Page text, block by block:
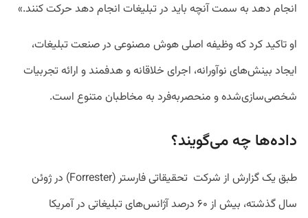
انجام دهد به سمت آنچه باید در تبلیغات انجام دهد حرکت کنند.»
او تاکید کرد که وظیفه اصلی هوش مصنوعی در صنعت تبلیغات،
ایجاد بینش‌های نوآورانه، اجرای خلاقانه و هدفمند و ارائه تجربیات
شخصی‌سازی‌شده و منحصر‌به‌فرد به مخاطبان متنوع است.
داده‌ها چه می‌گویند؟
طبق یک گزارش از شرکت تحقیقاتی فارستر (Forrester) در ژوئن
سال گذشته، بیش از ۶۰ درصد آژانس‌های تبلیغاتی در آمریکا